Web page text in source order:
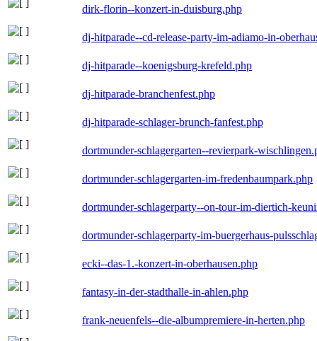
dirk-florin--konzert-in-duisburg.php
dj-hitparade--cd-release-party-im-adiamo-in-
dj-hitparade--koenigsburg-krefeld.php
dj-hitparade-branchenfest.php
dj-hitparade-schlager-brunch-fanfest.php
dortmunder-schlagergarten--revierpark-
dortmunder-schlagergarten-im-fredenbaumpark.php
dortmunder-schlagerparty--on-tour-im-diertich-
dortmunder-schlagerparty-im-buergerhaus-
ecki--das-1.-konzert-in-oberhausen.php
fantasy-in-der-stadthalle-in-ahlen.php
frank-neuenfels--die-albumpremiere-in-herten.php